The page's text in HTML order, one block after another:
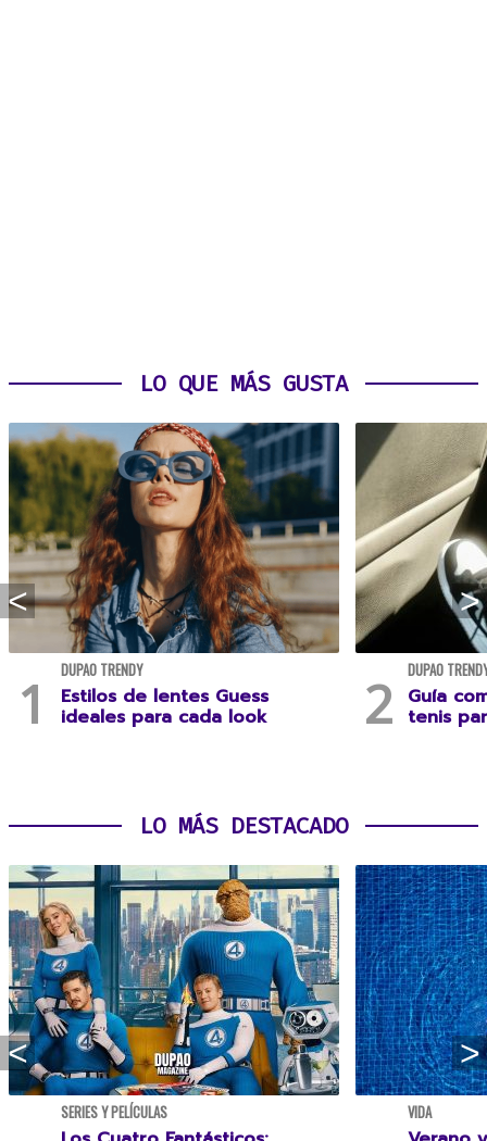
LO QUE MÁS GUSTA
DUPAO TRENDY
Estilos de lentes Guess
ideales para cada look
DUPAO
Guía
tenis
LO MÁS DESTACADO
SERIES Y PELÍCULAS VIDA